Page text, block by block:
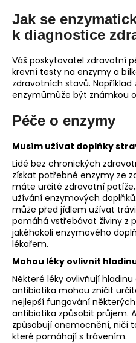
Jak se
k diagnostice
Váš poskytovatel zdravotní
krevní testy na enzymy a
zdravotních stavů.
enzymůmůže být známkou
Péče o enzymy
Musím užívat doplňky
Lidé bez chronických
získat potřebné enzymy ze
máte určité zdravotní
užívání enzymových
může před jídlem užívat
pomáhá vstřebávat živiny z
jakéhokoli enzymového
lékařem.
Mohou léky ovlivnit
Některé léky ovlivňují
antibiotika mohou zničit
nejlepší fungování
antibiotika způsobit průjem.
způsobují onemocnění, ničí
které pomáhají s trávením.